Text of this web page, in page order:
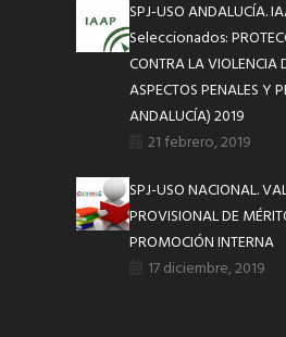
SPJ-USO ANDALUCÍA.
Seleccionados:
CONTRA LA VIOLENCIA
ASPECTOS PENALES Y
ANDALUCÍA) 2019
21 febrero, 2019
SPJ-USO NACIONAL.
PROVISIONAL DE
PROMOCIÓN INTERNA
17 diciembre, 2019